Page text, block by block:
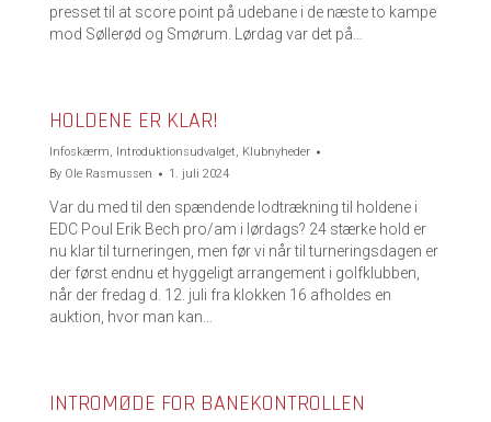
presset til at score point på udebane i de næste to kampe
mod Søllerød og Smørum. Lørdag var det på…
HOLDENE ER KLAR!
Infoskærm, Introduktionsudvalget, Klubnyheder
By Ole Rasmussen 1. juli 2024
Var du med til den spændende lodtrækning til holdene i
EDC Poul Erik Bech pro/am i lørdags? 24 stærke hold er
nu klar til turneringen, men før vi når til turneringsdagen er
der først endnu et hyggeligt arrangement i golfklubben,
når der fredag d. 12. juli fra klokken 16 afholdes en
auktion, hvor man kan…
INTROMØDE FOR BANEKONTROLLEN